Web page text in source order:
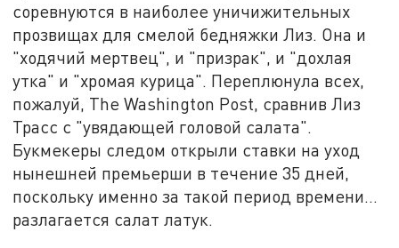
соревнуются в наиболее уничижительных
прозвищах для смелой бедняжки Лиз. Она и
"ходячий мертвец", и "призрак", и "дохлая
утка" и "хромая курица". Переплюнула всех,
пожалуй, The Washington Post, сравнив Лиз
Трасс с "увядающей головой салата".
Букмекеры следом открыли ставки на уход
нынешней премьерши в течение 35 дней,
поскольку именно за такой период времени...
разлагается салат латук.